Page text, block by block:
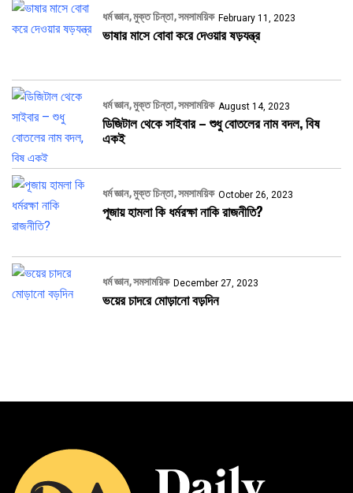
ধর্ম জ্ঞান মুক্ত চিন্তা সমসাময়িক February 11, 2023
ভাষার মাসে বোবা করে দেওয়ার ষড়যন্ত্র
ধর্ম জ্ঞান মুক্ত চিন্তা সমসাময়িক August 14, 2023
ডিজিটাল থেকে সাইবার – শুধু বোতলের নাম বদল, বিষ
একই
ধর্ম জ্ঞান মুক্ত চিন্তা সমসাময়িক October 26, 2023
পূজায় হামলা কি ধর্মরক্ষা নাকি রাজনীতি?
ধর্ম জ্ঞান সমসাময়িক December 27, 2023
ভয়ের চাদরে মোড়ানো বড়দিন